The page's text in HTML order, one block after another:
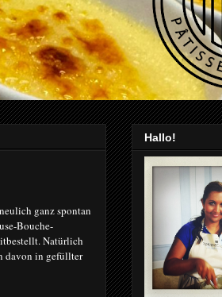
ganz spontan
Bouche-
Natürlich
davon in gefüllter
Hallo!